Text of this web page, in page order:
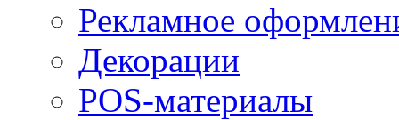
Рекламное
Декорации
POS-материалы